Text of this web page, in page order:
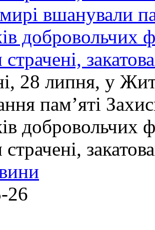
вшанували
добровольчих
страчені,
28 липня, у
пам’яті
добровольчих
страчені,
26